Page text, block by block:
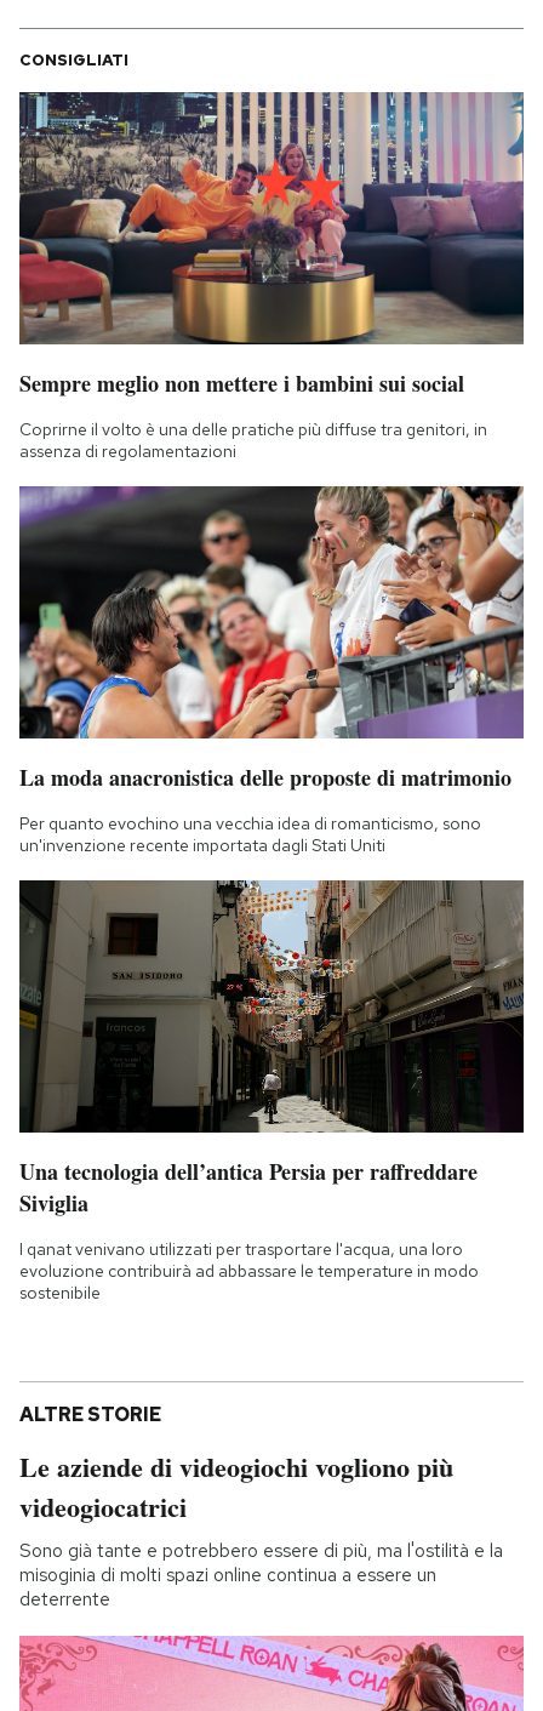
CONSIGLIATI
Sempre meglio non mettere i bambini sui social
Coprirne il volto è una delle pratiche più diffuse tra genitori, in
assenza di regolamentazioni
La moda anacronistica delle proposte di matrimonio
Per quanto evochino una vecchia idea di romanticismo, sono
un'invenzione recente importata dagli Stati Uniti
Una tecnologia dell’antica Persia per raffreddare
Siviglia
I qanat venivano utilizzati per trasportare l'acqua, una loro
evoluzione contribuirà ad abbassare le temperature in modo
sostenibile
ALTRE STORIE
Le aziende di videogiochi vogliono più
videogiocatrici
Sono già tante e potrebbero essere di più, ma l'ostilità e la
misoginia di molti spazi online continua a essere un
deterrente